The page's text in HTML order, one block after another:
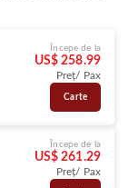
Începe de la
US$ 258.99
Preț/ Pax
Carte
Începe de la
US$ 261.29
Preț/ Pax